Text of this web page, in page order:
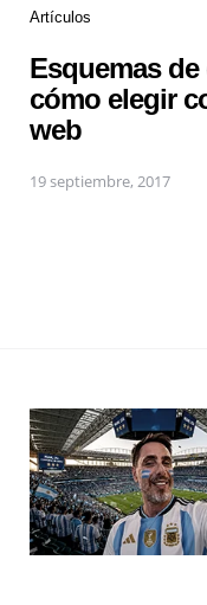
Artículos
Esquemas
cómo elegir
web
19 septiembre, 2017